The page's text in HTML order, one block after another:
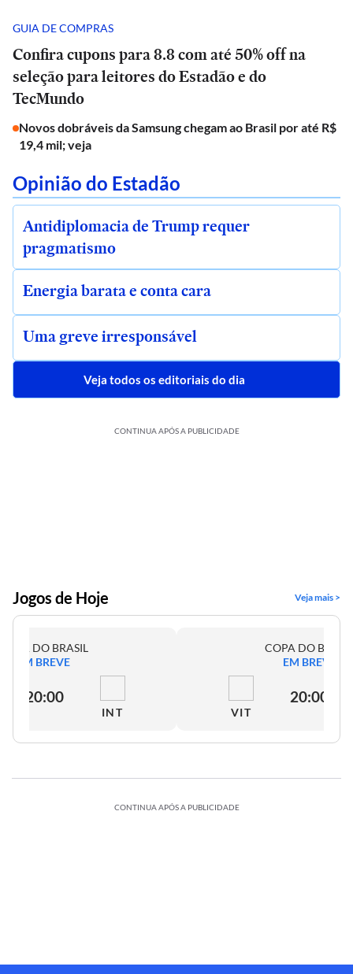
GUIA DE COMPRAS
Confira cupons para 8.8 com até 50% off na
seleção para leitores do Estadão e do
TecMundo
Novos dobráveis da Samsung chegam ao Brasil por até R$
19,4 mil; veja
Opinião do Estadão
Antidiplomacia de Trump requer
pragmatismo
Energia barata e conta cara
Uma greve irresponsável
Veja todos os editoriais do dia
CONTINUA APÓS A PUBLICIDADE
Jogos de Hoje Veja mais >
DO BRASIL
EM BREVE
20:00
INT
COPA DO
EM BREVE
VIT
20:00
CONTINUA APÓS A PUBLICIDADE